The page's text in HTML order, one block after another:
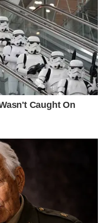
Caught On